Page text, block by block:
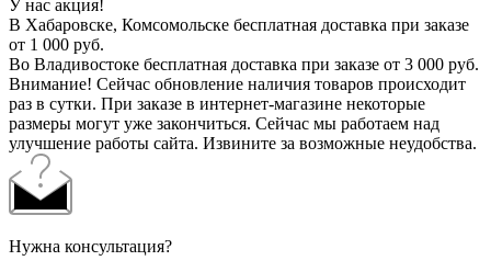
У нас акция!
В Хабаровске, Комсомольске бесплатная доставка при заказе
от 1 000 руб.
Во Владивостоке бесплатная доставка при заказе от 3 000 руб.
Внимание! Сейчас обновление наличия товаров происходит
раз в сутки. При заказе в интернет-магазине некоторые
размеры могут уже закончиться. Сейчас мы работаем над
улучшение работы сайта. Извините за возможные неудобства.
Нужна консультация?